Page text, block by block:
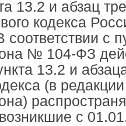
13.2 и абзац
кодекса
с
№ 104-ФЗ
13.2 и
(в
с